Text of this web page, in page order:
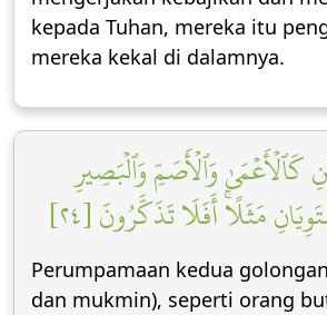
kepada Tuhan, mereka itu
mereka kekal di dalamnya.
كَٱلۡأَعۡمَىٰ وَٱلۡأَصَمِّ وَٱلۡبَصِيرِ
مَثَلًاۚ أَفَلَا تَذَكَّرُونَ [٢٤]
Perumpamaan kedua
dan mukmin), seperti orang